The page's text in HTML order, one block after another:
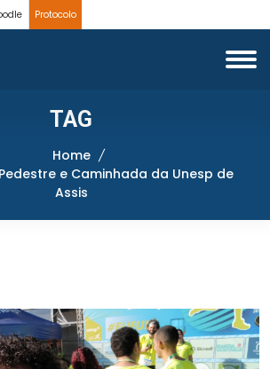
Protocolo
TAG
Home
e Caminhada da Unesp de
Assis